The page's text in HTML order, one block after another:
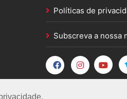
Políticas de
Subscreva a nossa